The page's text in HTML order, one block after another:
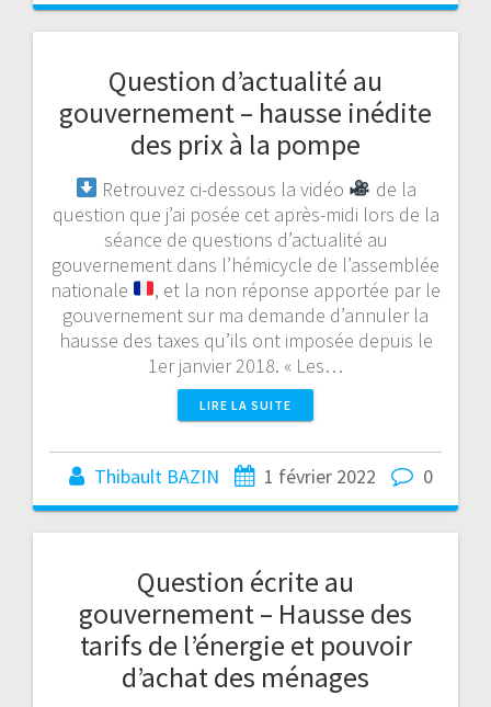
Question d’actualité au
gouvernement – hausse inédite
des prix à la pompe
Retrouvez ci-dessous la vidéo
de la
question que j’ai posée cet après-midi lors de la
séance de questions d’actualité au
gouvernement dans l’hémicycle de l’assemblée
nationale
, et la non réponse apportée par le
gouvernement sur ma demande d’annuler la
hausse des taxes qu’ils ont imposée depuis le
1er janvier 2018. « Les…
LIRE LA SUITE
Thibault BAZIN 1 février 2022 0
Question écrite au
gouvernement – Hausse des
tarifs de l’énergie et pouvoir
d’achat des ménages